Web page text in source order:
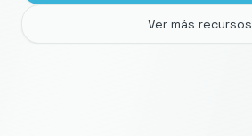
Ver más recursos